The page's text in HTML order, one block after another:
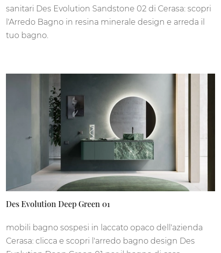
sanitari Des Evolution Sandstone 02 di Cerasa: scopri
l'Arredo Bagno in resina minerale design e arreda il
tuo bagno.
Des Evolution Deep Green 01
mobili bagno sospesi in laccato opaco dell'azienda
Cerasa: clicca e scopri l'arredo bagno design Des